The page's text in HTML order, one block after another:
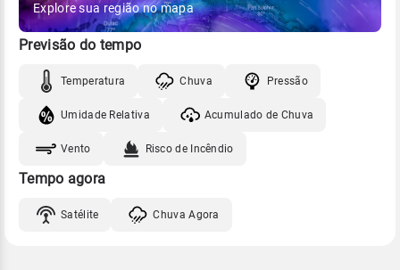
Explore sua região no mapa
Previsão do tempo
Temperatura Chuva Pressão
Umidade Relativa Acumulado de Chuva
Vento Risco de Incêndio
Tempo agora
Satélite Chuva Agora